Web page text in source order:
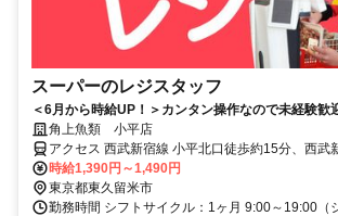
スーパーのレジスタッフ
＜6月から時給UP！＞カンタン操作なので未経験
も、スキマ時間で週2日も◎
角上魚類 小平店
アクセス 西武新宿線 小平北口徒歩約15分、西武
歩約24分、西武拝島線/西武新宿線 萩山南口徒歩
歩16分 ※車応相談・バイク・自転車通勤可
時給1,390円～1,490円
東京都東久留米市
勤務時間 シフトサイクル：1ヶ月 9:00～19:00（